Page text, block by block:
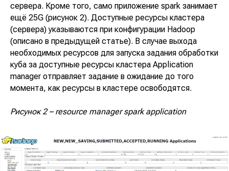
сервера. Кроме того, само приложение spark занимает
ещё 25G (рисунок 2). Доступные ресурсы кластера
(сервера) указываются при конфигурации Hadoop
(описано в предыдущей статье). В случае выхода
необходимых ресурсов для запуска задания обработки
куба за доступные ресурсы кластера Application
manager отправляет задание в ожидание до того
момента, как ресурсы в кластере освободятся.
Рисунок 2 – resource manager spark application